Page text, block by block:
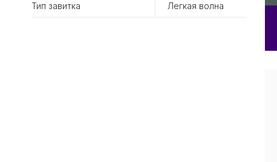
Тип завитка Легкая волна